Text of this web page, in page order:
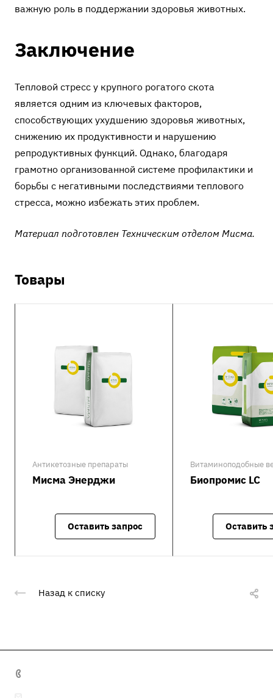
важную роль в поддержании здоровья животных.
Заключение
Тепловой стресс у крупного рогатого скота
является одним из ключевых факторов,
способствующих ухудшению здоровья животных,
снижению их продуктивности и нарушению
репродуктивных функций. Однако, благодаря
грамотно организованной системе профилактики и
борьбы с негативными последствиями теплового
стресса, можно избежать этих проблем.
Материал подготовлен Техническим отделом Мисма.
Товары
Антикетозные препараты
Мисма Энерджи
Оставить запрос
Витаминоподобные
Биопромис LC
Оставить
Назад к списку